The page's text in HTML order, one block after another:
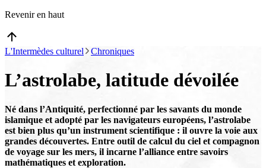
Revenir en haut
L'Intermèdes culturel Chroniques
L’astrolabe, latitude dévoilée
Né dans l’Antiquité, perfectionné par les savants du monde
islamique et adopté par les navigateurs européens, l’astrolabe
est bien plus qu’un instrument scientifique : il ouvre la voie aux
grandes découvertes. Entre outil de calcul du ciel et compagnon
de voyage sur les mers, il incarne l’alliance entre savoirs
mathématiques et exploration.